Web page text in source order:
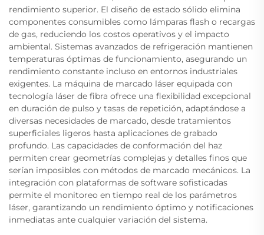
rendimiento superior. El diseño de estado sólido elimina
componentes consumibles como lámparas flash o recargas
de gas, reduciendo los costos operativos y el impacto
ambiental. Sistemas avanzados de refrigeración mantienen
temperaturas óptimas de funcionamiento, asegurando un
rendimiento constante incluso en entornos industriales
exigentes. La máquina de marcado láser equipada con
tecnología láser de fibra ofrece una flexibilidad excepcional
en duración de pulso y tasas de repetición, adaptándose a
diversas necesidades de marcado, desde tratamientos
superficiales ligeros hasta aplicaciones de grabado
profundo. Las capacidades de conformación del haz
permiten crear geometrías complejas y detalles finos que
serían imposibles con métodos de marcado mecánicos. La
integración con plataformas de software sofisticadas
permite el monitoreo en tiempo real de los parámetros
láser, garantizando un rendimiento óptimo y notificaciones
inmediatas ante cualquier variación del sistema.